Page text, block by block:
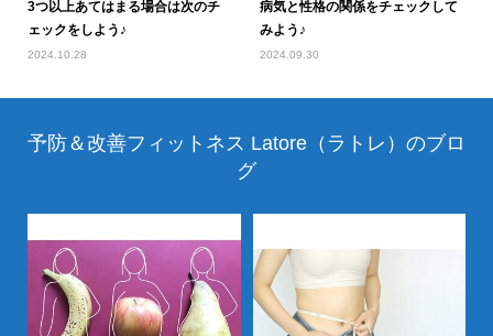
3つ以上あてはまる場合は次のチ
ェックをしよう♪
2024.10.28
病気と性格の関係をチェックして
みよう♪
2024.09.30
予防＆改善フィットネス Latore（ラトレ）のブロ
グ